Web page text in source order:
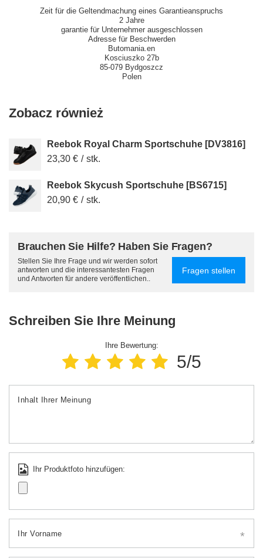
Zeit für die Geltendmachung eines Garantieanspruchs
2 Jahre
garantie für Unternehmer ausgeschlossen
Adresse für Beschwerden
Butomania.en
Kosciuszko 27b
85-079 Bydgoszcz
Polen
Zobacz również
Reebok Royal Charm Sportschuhe [DV3816]
23,30 € / stk.
Reebok Skycush Sportschuhe [BS6715]
20,90 € / stk.
Brauchen Sie Hilfe? Haben Sie Fragen?
Stellen Sie Ihre Frage und wir werden sofort
antworten und die interessantesten Fragen
und Antworten für andere veröffentlichen..
Fragen stellen
Schreiben Sie Ihre Meinung
Ihre Bewertung:
5/5
Inhalt Ihrer Meinung
Ihr Produktfoto hinzufügen:
Ihr Vorname